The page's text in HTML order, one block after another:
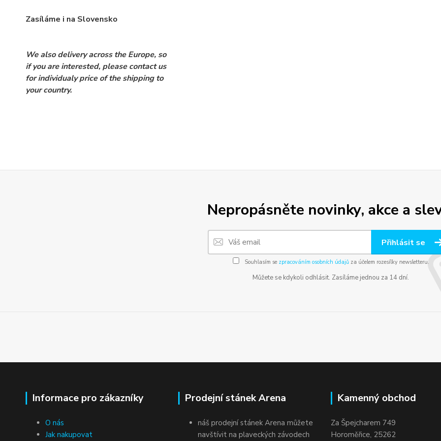
Zasíláme i na Slovensko
We also delivery across the Europe, so
if you are interested, please contact us
for individualy price of the shipping to
your country.
Nepropásněte novinky, akce a
Přihlásit se
Souhlasím se zpracováním osobních údajůza účelem rozesílky newsletteru.
Můžete se kdykoli odhlásit. Zasíláme jednou za 14 dní.
Informace pro zákazníky
O nás
Jak nakupovat
Prodejní stánek Arena
náš prodejní stánek Arena můžete
navštívit na plaveckých závodech
Kamenný obchod
Za Špejcharem 749
Horoměřice, 25262